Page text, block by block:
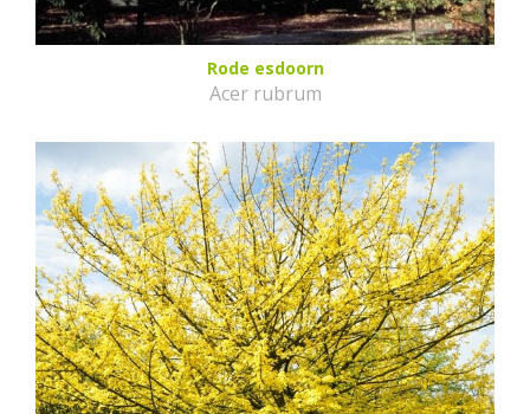
Rode esdoorn
Acer rubrum